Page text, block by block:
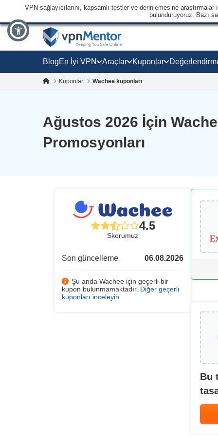
VPN sağlayıcılarını, kapsamlı testler ve derinlemesine
bulunduruyoruz. Bazı
BlogEn İyi VPN Araçlar Kuponlar
Kuponlar Wachee kuponları
Ağustos 2026 İçin
Promosyonları
4.5
Skorumuz
Son güncelleme 06.08.2026
Şu anda Wachee için geçerli bir
kupon bulunmamaktadır. Diğer geçerli
kuponları inceleyin
Bu